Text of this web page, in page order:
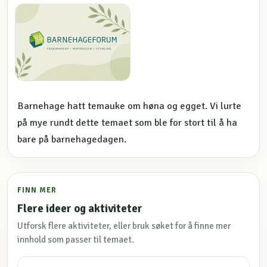
Barnehage hatt temauke om høna og egget. Vi lurte
på mye rundt dette temaet som ble for stort til å ha
bare på barnehagedagen.
FINN MER
Flere ideer og aktiviteter
Utforsk flere aktiviteter, eller bruk søket for å finne mer
innhold som passer til temaet.